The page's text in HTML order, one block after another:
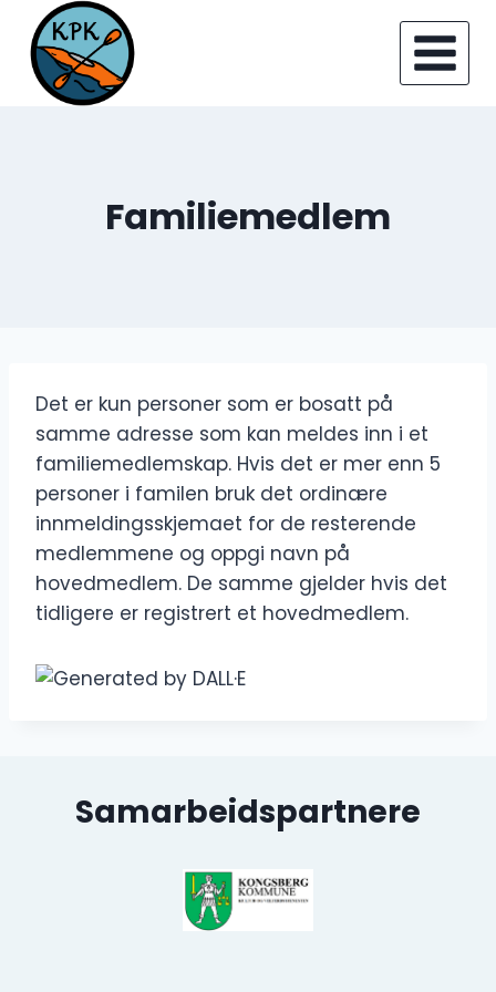
content
Familiemedlem
Det er kun personer som er bosatt på
samme adresse som kan meldes inn i et
familiemedlemskap. Hvis det er mer enn 5
personer i familen bruk det ordinære
innmeldingsskjemaet for de resterende
medlemmene og oppgi navn på
hovedmedlem. De samme gjelder hvis det
tidligere er registrert et hovedmedlem.
Samarbeidspartnere